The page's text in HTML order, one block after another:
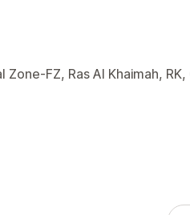
FZ, Ras Al Khaimah,